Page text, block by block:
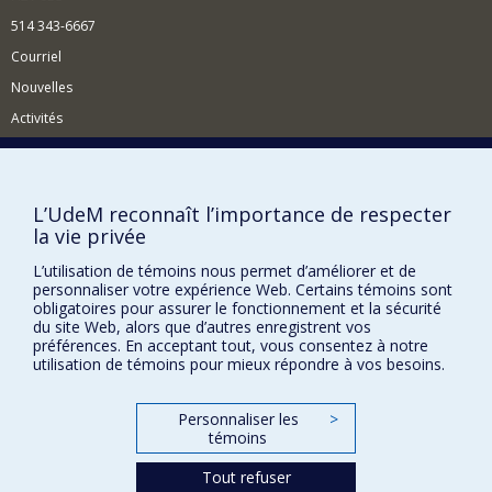
514 343-6667
Courriel
Nouvelles
Activités
Plan du site
Accessibilité
FACULTÉ DES ARTS ET DES SCIENCES
Nos départements et écoles
Nos centres d'études
L’UdeM reconnaît l’importance de respecter
la vie privée
L’utilisation de témoins nous permet d’améliorer et de
personnaliser votre expérience Web. Certains témoins sont
obligatoires pour assurer le fonctionnement et la sécurité
du site Web, alors que d’autres enregistrent vos
préférences. En acceptant tout, vous consentez à notre
utilisation de témoins pour mieux répondre à vos besoins.
Personnaliser les
témoins
>
Tout refuser